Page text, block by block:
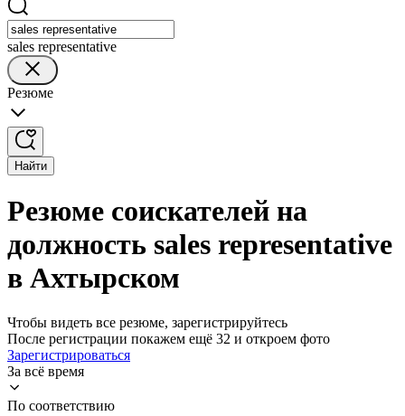
sales representative
Резюме
Найти
Резюме соискателей на
должность sales representative
в Ахтырском
Чтобы видеть все резюме, зарегистрируйтесь
После регистрации покажем ещё 32 и откроем фото
Зарегистрироваться
За всё время
По соответствию